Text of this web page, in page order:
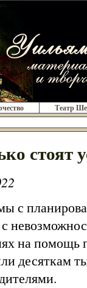
Театр
стоят
с
с
на помощь
десяткам